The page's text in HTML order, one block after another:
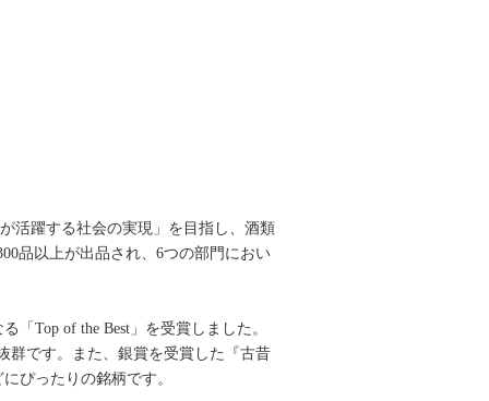
活躍する社会の実現」を目指し、酒類
品以上が出品され、6つの部門におい
Top of the Best」を受賞しました。
群です。また、銀賞を受賞した『古昔
ぴったりの銘柄です。